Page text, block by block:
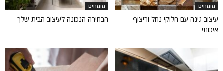
מומחים
עיצוב גינה עם חלוקי נחל וריצוף
איכותי
מומחים
הבחירה הנכונה לעיצוב הבית שלך